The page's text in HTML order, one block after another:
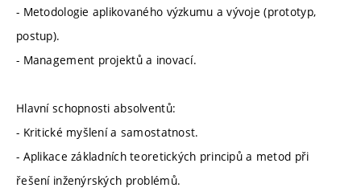
- Metodologie aplikovaného výzkumu a vývoje (prototyp,
postup).
- Management projektů a inovací.
Hlavní schopnosti absolventů:
- Kritické myšlení a samostatnost.
- Aplikace základních teoretických principů a metod při
řešení inženýrských problémů.